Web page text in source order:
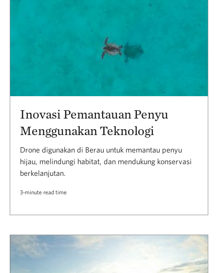
Inovasi Pemantauan Penyu
Menggunakan Teknologi
Drone digunakan di Berau untuk memantau penyu
hijau, melindungi habitat, dan mendukung konservasi
berkelanjutan.
3-minute read time